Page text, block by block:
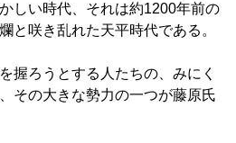
しい時代、それは約1200年前の
咲き乱れた天平時代である。
握ろうとする人たちの、みにく
その大きな勢力の一つが藤原氏